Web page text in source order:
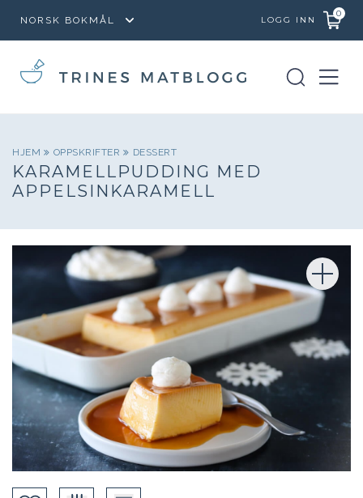
LOGG INN
0
HJEM OPPSKRIFTER DESSERT
KARAMELLPUDDING MED
APPELSINKARAMELL